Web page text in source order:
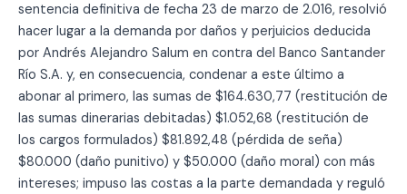
sentencia definitiva de fecha 23 de marzo de 2.016, resolvió
hacer lugar a la demanda por daños y perjuicios deducida
por Andrés Alejandro Salum en contra del Banco Santander
Río S.A. y, en consecuencia, condenar a este último a
abonar al primero, las sumas de $164.630,77 (restitución de
las sumas dinerarias debitadas) $1.052,68 (restitución de
los cargos formulados) $81.892,48 (pérdida de seña)
$80.000 (daño punitivo) y $50.000 (daño moral) con más
intereses; impuso las costas a la parte demandada y reguló